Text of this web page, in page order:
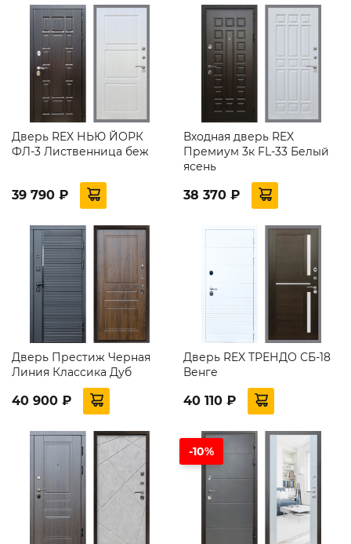
Дверь REX НЬЮ ЙОРК
ФЛ-3 Лиственница беж
39 790 ₽
Входная дверь REX
Премиум 3к FL-33 Белый
ясень
38 370 ₽
Дверь Престиж Черная
Линия Классика Дуб
40 900 ₽
Дверь REX ТРЕНДО СБ-18
Венге
40 110 ₽
-10%